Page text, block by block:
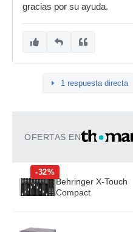
gracias por su ayuda.
1 respuesta directa
OFERTAS EN
-32%
Behringer X-Touch
Compact